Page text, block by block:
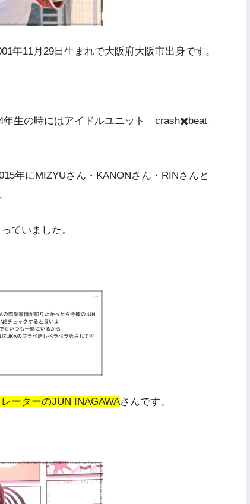
年11月29日生まれで大阪府大阪市出身です。
生の時にはアイドルユニット「crash✖️beat」
年にMIZYUさん・KANONさん・RINさんと
ていました。
ーターのJUN INAGAWAさんです。